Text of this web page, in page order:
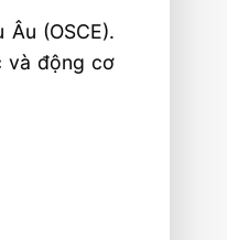
(OSCE).
và động cơ